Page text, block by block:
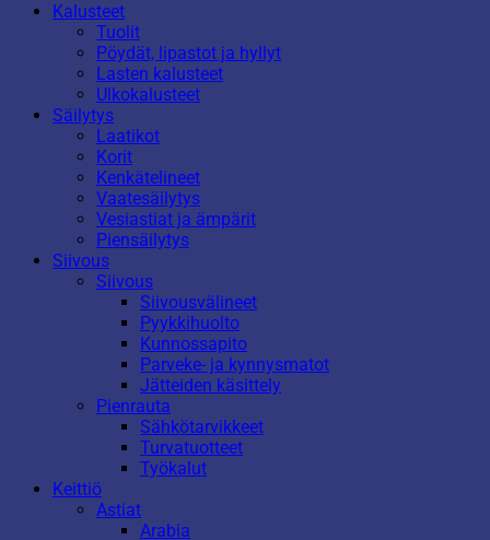
Kalusteet
Tuolit
Pöydät, lipastot ja hyllyt
Lasten kalusteet
Ulkokalusteet
Säilytys
Laatikot
Korit
Kenkätelineet
Vaatesäilytys
Vesiastiat ja ämpärit
Piensäilytys
Siivous
Siivous
Siivousvälineet
Pyykkihuolto
Kunnossapito
Parveke- ja kynnysmatot
Jätteiden käsittely
Pienrauta
Sähkötarvikkeet
Turvatuotteet
Työkalut
Keittiö
Astiat
Arabia